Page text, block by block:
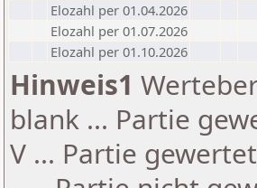
Elozahl per 01.04.2026
Elozahl per 01.07.2026
Elozahl per 01.10.2026
Hinweis1
blank ... Partie
V ... Partie